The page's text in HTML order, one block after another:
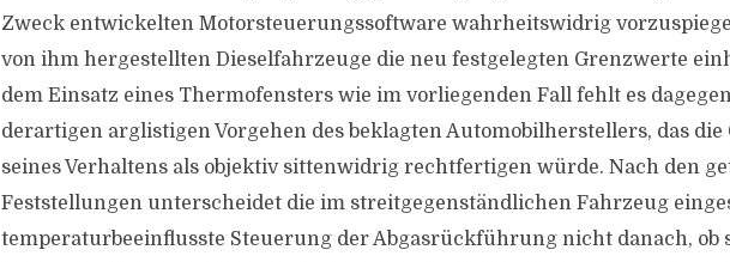
Zweck entwickelten Motorsteuerungssoftware wahrheitswidrig
von ihm hergestellten Dieselfahrzeuge die neu festgelegten Grenzwerte
dem Einsatz eines Thermofensters wie im vorliegenden Fall fehlt es
derartigen arglistigen Vorgehen des beklagten Automobilherstellers, das
seines Verhaltens als objektiv sittenwidrig rechtfertigen würde. Nach den
Feststellungen unterscheidet die im streitgegenständlichen Fahrzeug
temperaturbeeinflusste Steuerung der Abgasrückführung nicht danach, ob